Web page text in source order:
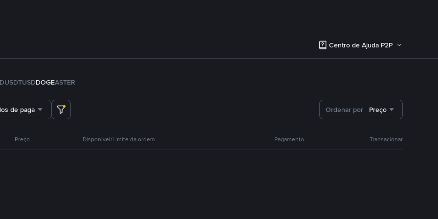
Centro de Ajuda P2P
TUSDDOGEASTER
de pagamento Ordenar por Preço
Preço Disponível/Limite da ordem Pagamento Transacionar